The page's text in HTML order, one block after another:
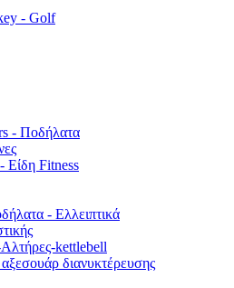
- Golf
- Ποδήλατα
Είδη Fitness
- Ελλειπτικά
kettlebell
διανυκτέρευσης